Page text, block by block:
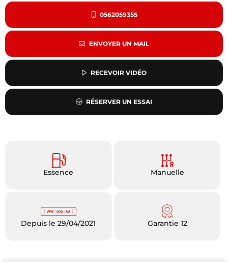
0562059355
ENVOYER UN MAIL
RECEVOIR VIDÉO
RÉSERVER UN ESSAI
Essence Manuelle
Depuis le 29/04/2021 Garantie 12